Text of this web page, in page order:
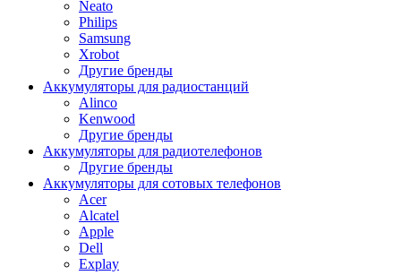
Neato
Philips
Samsung
Xrobot
Другие бренды
Аккумуляторы для радиостанций
Alinco
Kenwood
Другие бренды
Аккумуляторы для радиотелефонов
Другие бренды
Аккумуляторы для сотовых телефонов
Acer
Alcatel
Apple
Dell
Explay